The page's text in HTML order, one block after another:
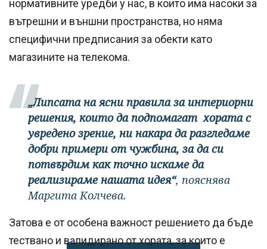
нормативните уредби у нас, в които има насоки за
вътрешни и външни пространства, но няма
специфични предписания за обекти като
магазините на телекома.
„Липсата на ясни правила за интериорни
решения, които да подпомагат хората с
увредено зрение, ни накара да разгледаме
добри примери от чужбина, за да си
потвърдим как точно искаме да
реализираме нашата идея“, пояснява
Маргита Колчева.
Затова е от особена важност решението да бъде
тествано и валидирано от хората, за които е